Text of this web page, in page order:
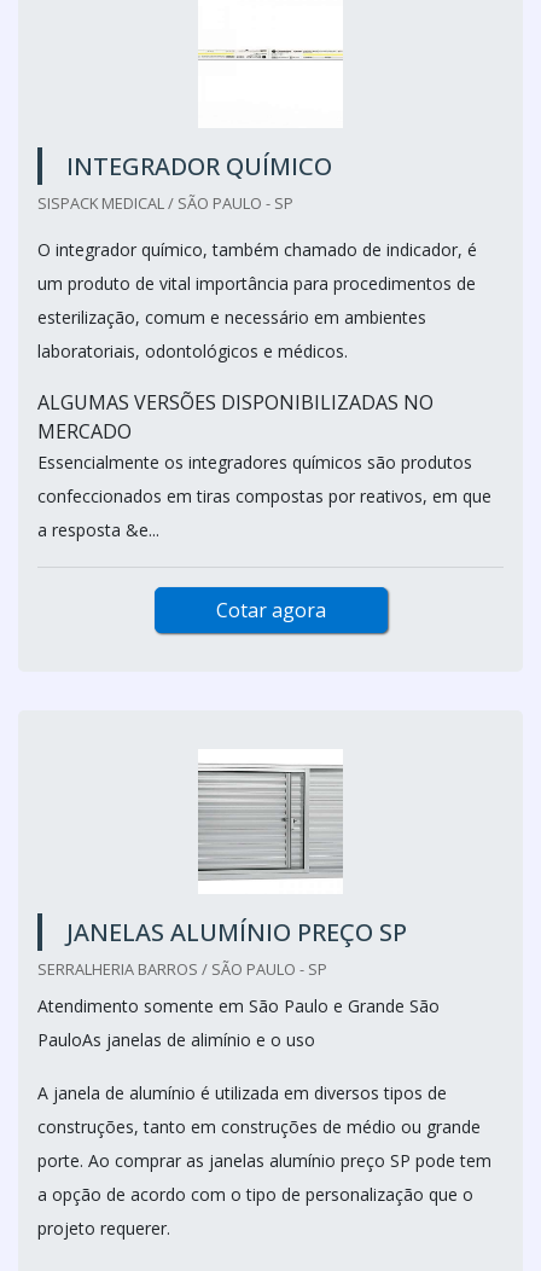
INTEGRADOR QUÍMICO
SISPACK MEDICAL / SÃO PAULO - SP
O integrador químico, também chamado de indicador, é
um produto de vital importância para procedimentos de
esterilização, comum e necessário em ambientes
laboratoriais, odontológicos e médicos.
ALGUMAS VERSÕES DISPONIBILIZADAS NO
MERCADO
Essencialmente os integradores químicos são produtos
confeccionados em tiras compostas por reativos, em que
a resposta &e...
Cotar agora
JANELAS ALUMÍNIO PREÇO SP
SERRALHERIA BARROS / SÃO PAULO - SP
Atendimento somente em São Paulo e Grande São
PauloAs janelas de alimínio e o uso
A janela de alumínio é utilizada em diversos tipos de
construções, tanto em construções de médio ou grande
porte. Ao comprar as janelas alumínio preço SP pode tem
a opção de acordo com o tipo de personalização que o
projeto requerer.